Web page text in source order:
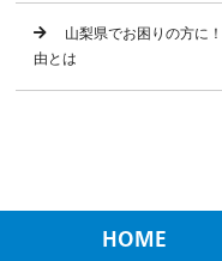
山梨県でお困りの方に
由とは
HOME